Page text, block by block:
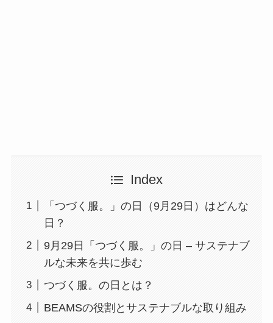
Index
「つづく服。」の日（9月29日）はどんな
日？
9月29日「つづく服。」の日 – サステナブ
ルな未来を共に歩む
つづく服。の日とは？
BEAMSの役割とサステナブルな取り組み